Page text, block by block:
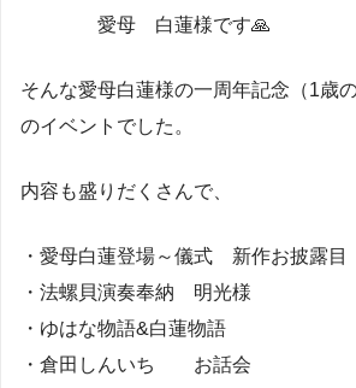
愛母 白蓮様です🙏
そんな愛母白蓮様の一周年記念（1歳
のイベントでした。
内容も盛りだくさんで、
・愛母白蓮登場～儀式 新作お披露目
・法螺貝演奏奉納 明光様
・ゆはな物語&白蓮物語
・倉田しんいち お話会